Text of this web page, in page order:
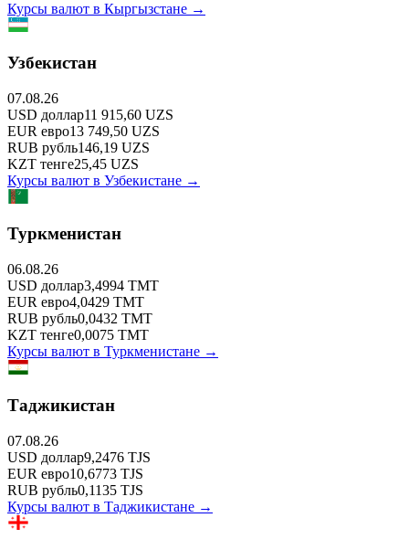
Курсы валют в Кыргызстане →
Узбекистан
07.08.26
USD доллар11 915,60 UZS
EUR евро13 749,50 UZS
RUB рубль146,19 UZS
KZT тенге25,45 UZS
Курсы валют в Узбекистане →
Туркменистан
06.08.26
USD доллар3,4994 TMT
EUR евро4,0429 TMT
RUB рубль0,0432 TMT
KZT тенге0,0075 TMT
Курсы валют в Туркменистане →
Таджикистан
07.08.26
USD доллар9,2476 TJS
EUR евро10,6773 TJS
RUB рубль0,1135 TJS
Курсы валют в Таджикистане →